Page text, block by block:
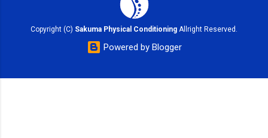
Copyright (C) Sakuma Physical Conditioning Allright Reserved.
Powered by Blogger